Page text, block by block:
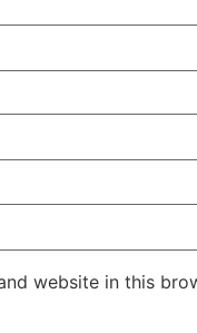
website in this